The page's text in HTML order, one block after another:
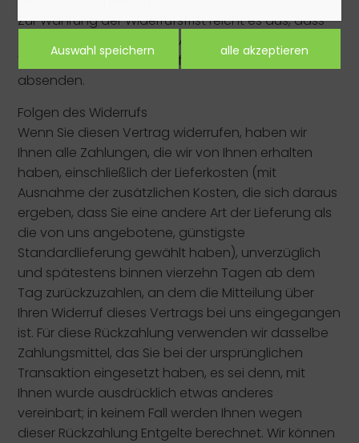
Zur Wahrung der Widerrufsfrist reicht es aus, dass
Sie die Mitteilung über die Ausübung des
Widerrufsrechts vor Ablauf der Widerrufsfrist
absenden.
Folgen des Widerrufs
Wenn Sie diesen Vertrag widerrufen, haben wir
Ihnen alle Zahlungen, die wir von Ihnen erhalten
haben, einschließlich der Lieferkosten (mit
Ausnahme der zusätzlichen Kosten, die sich daraus
ergeben, dass Sie eine andere Art der Lieferung als
die von uns angebotene, günstigste
Standardlieferung gewählt haben), unverzüglich
und spätestens binnen vierzehn Tagen ab dem
Tag zurückzuzahlen, an dem die Mitteilung über
Ihren Widerruf dieses Vertrags bei uns eingegangen
ist. Für diese Rückzahlung verwenden wir dasselbe
Zahlungsmittel, das Sie bei der ursprünglichen
Transaktion eingesetzt haben, es sei denn, mit
Ihnen wurde ausdrücklich etwas anderes
vereinbart; in keinem Fall werden Ihnen wegen
dieser Rückzahlung Entgelte berechnet. Wir können